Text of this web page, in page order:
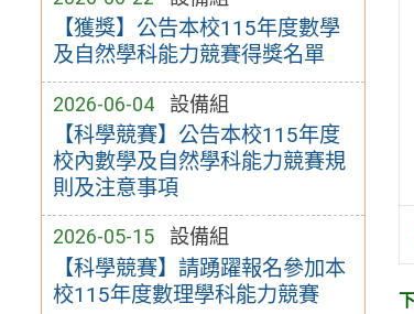
【獲獎】公告本校115年度數學
及自然學科能力競賽得獎名單
2026-06-04 設備組
【科學競賽】公告本校115年度
校內數學及自然學科能力競賽規
則及注意事項
2026-05-15 設備組
【科學競賽】請踴躍報名參加本
校115年度數理學科能力競賽